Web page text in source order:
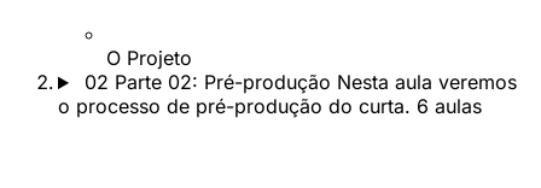
O Projeto
02 Parte 02: Pré-produção Nesta aula veremos
o processo de pré-produção do curta. 6 aulas